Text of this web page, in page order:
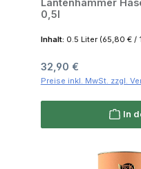
0,5l
Inhalt: 0.5 Liter (65,80 € /
Regulärer Preis:
32,90 €
Preise inkl. MwSt. zzgl.
In